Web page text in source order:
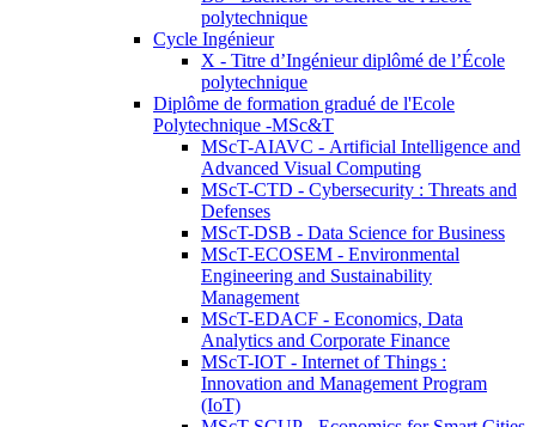
polytechnique
Cycle Ingénieur
X - Titre d’Ingénieur diplômé de l’École
polytechnique
Diplôme de formation gradué de l'Ecole
Polytechnique -MSc&T
MScT-AIAVC - Artificial Intelligence and
Advanced Visual Computing
MScT-CTD - Cybersecurity : Threats and
Defenses
MScT-DSB - Data Science for Business
MScT-ECOSEM - Environmental
Engineering and Sustainability
Management
MScT-EDACF - Economics, Data
Analytics and Corporate Finance
MScT-IOT - Internet of Things :
Innovation and Management Program
(IoT)